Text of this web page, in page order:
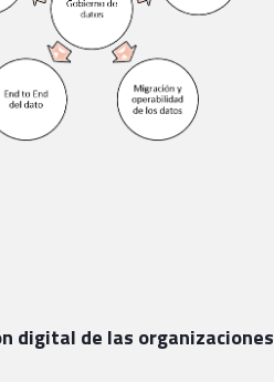
digital de las organizaciones